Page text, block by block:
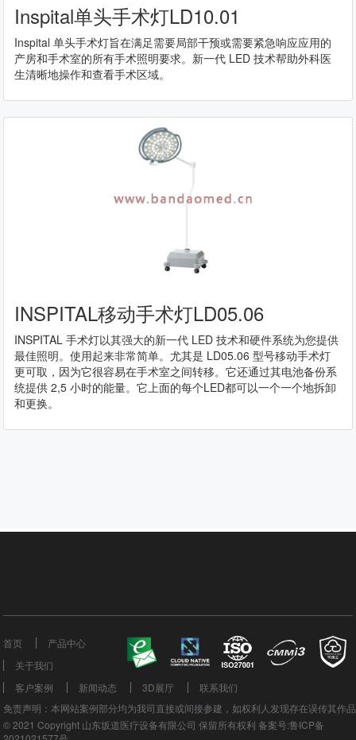
Inspital单头手术灯LD10.01
Inspital 单头手术灯旨在满足需要局部干预或需要紧急响应应用的
产房和手术室的所有手术照明要求。新一代 LED 技术帮助外科医
生清晰地操作和查看手术区域。
INSPITAL移动手术灯LD05.06
INSPITAL 手术灯以其强大的新一代 LED 技术和硬件系统为您提供
最佳照明。使用起来非常简单。尤其是 LD05.06 型号移动手术灯
更可取，因为它很容易在手术室之间转移。它还通过其电池备份系
统提供 2,5 小时的能量。它上面的每个LED都可以一个一个地拆卸
和更换。
首页
产品中心
关于我们
客户案例
新闻动态 3D展厅
联系我们
免责声明：本网站案例部分均为我司直接或间接参建，如权利人发现存在误传其作
© 2021 Copyright 山东坂道医疗设备有限公司 保留所有权利 备案号:鲁ICP备